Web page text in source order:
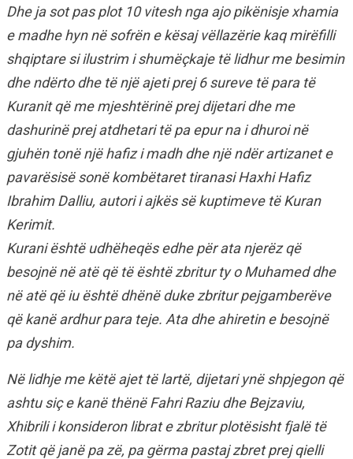
Dhe ja sot pas plot 10 vitesh nga ajo pikënisje xhamia
e madhe hyn në sofrën e kësaj vëllazërie kaq mirëfilli
shqiptare si ilustrim i shumëçkaje të lidhur me besimin
dhe ndërto dhe të një ajeti prej 6 sureve të para të
Kuranit që me mjeshtërinë prej dijetari dhe me
dashurinë prej atdhetari të pa epur na i dhuroi në
gjuhën tonë një hafiz i madh dhe një ndër artizanet e
pavarësisë sonë kombëtaret tiranasi Haxhi Hafiz
Ibrahim Dalliu, autori i ajkës së kuptimeve të Kuran
Kerimit.
Kurani është udhëheqës edhe për ata njerëz që
besojnë në atë që të është zbritur ty o Muhamed dhe
në atë që iu është dhënë duke zbritur pejgamberëve
që kanë ardhur para teje. Ata dhe ahiretin e besojnë
pa dyshim.
Në lidhje me këtë ajet të lartë, dijetari ynë shpjegon që
ashtu siç e kanë thënë Fahri Raziu dhe Bejzaviu,
Xhibrili i konsideron librat e zbritur plotësisht fjalë të
Zotit që janë pa zë, pa gërma pastaj zbret prej qielli